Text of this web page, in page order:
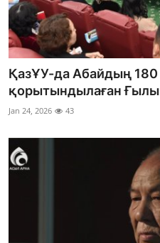
ҚазҰУ-да Абайдың
қорытындылаған
Jan 24, 2026 43